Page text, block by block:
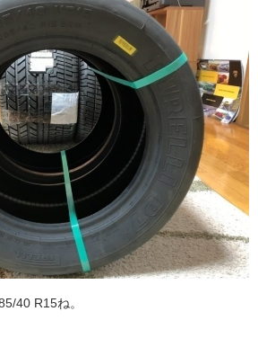
40 R15ね。